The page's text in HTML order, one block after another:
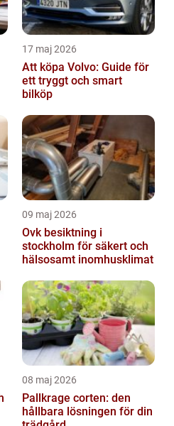
17 maj 2026
Att köpa Volvo: Guide för
ett tryggt och smart
bilköp
09 maj 2026
Ovk besiktning i
stockholm för säkert och
hälsosamt inomhusklimat
08 maj 2026
Pallkrage corten: den
hållbara lösningen för din